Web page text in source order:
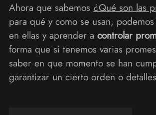
Ahora que sabemos ¿Qué son las
para qué y como se usan,
en ellas y aprender a controlar
forma que si tenemos varias
saber en que momento se han
garantizar un cierto orden o